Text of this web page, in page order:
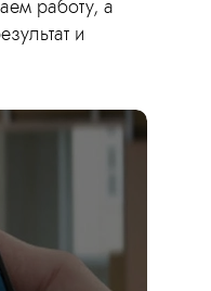
работу, а
и